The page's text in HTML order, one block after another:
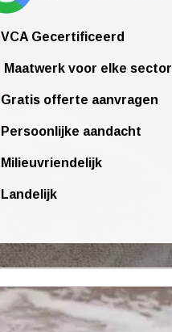
VCA Gecertificeerd
Maatwerk voor elke sector
Gratis offerte aanvragen
Persoonlijke aandacht
Milieuvriendelijk
Landelijk